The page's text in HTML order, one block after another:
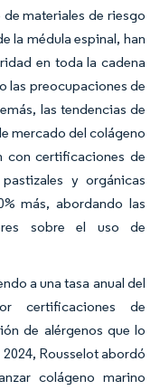
materiales de riesgo
la médula espinal, han
en toda la cadena
las preocupaciones de
las tendencias de
mercado del colágeno
con certificaciones de
y orgánicas
más, abordando las
sobre el uso de
a una tasa anual del
certificaciones de
de alérgenos que lo
Rousselot abordó
colágeno marino